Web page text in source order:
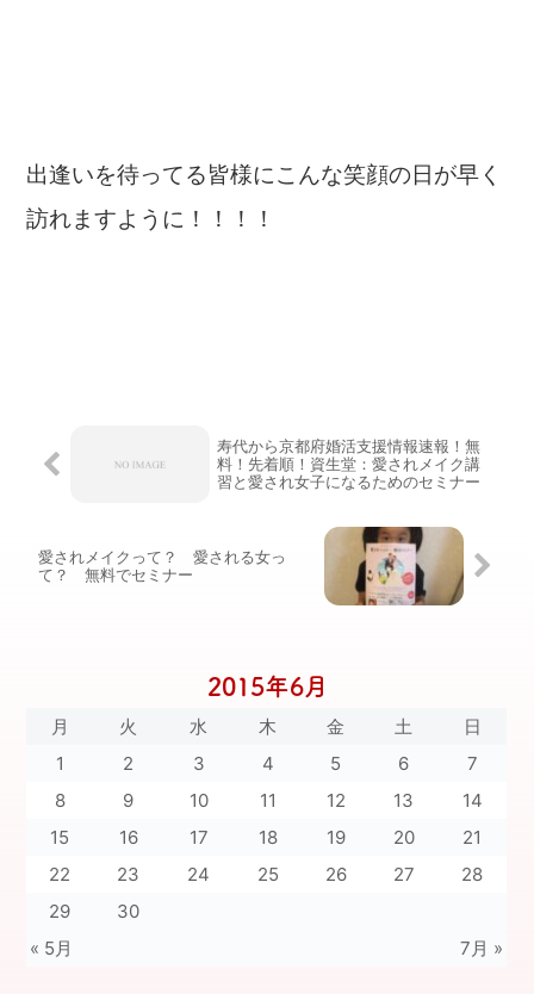
出逢いを待ってる皆様にこんな笑顔の日が早く
訪れますように！！！！
寿代から京都府婚活支援情報速報！無
料！先着順！資生堂：愛されメイク講
習と愛され女子になるためのセミナー
愛されメイクって？ 愛される女っ
て？ 無料でセミナー
2015年6月
月 火 水 木 金 土 日
« 5月 7月 »
1 2 3 4 5 6
7
8
9 10 11 12 13
14
15
16 17 18 19 20
21
22
23 24 25 26 27
28
29
30